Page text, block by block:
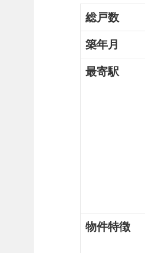
総戸数
築年月
最寄駅
物件特徴